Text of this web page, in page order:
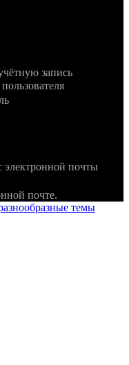
запись
электронной почты
почте.
темы